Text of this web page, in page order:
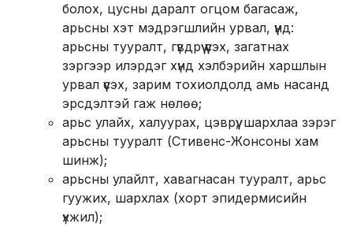
болох, цусны даралт огцом багасаж,
арьсны хэт мэдрэгшлийн урвал, үүнд:
арьсны тууралт, гүвдрүү үүсэх, загатнах
зэргээр илэрдэг хүнд хэлбэрийн харшлын
урвал үүсэх, зарим тохиолдолд амь насанд
эрсдэлтэй гаж нөлөө;
арьс улайх, халуурах, цэврүү, шархлаа зэрэг
арьсны тууралт (Стивенс-Жонсоны хам
шинж);
арьсны улайлт, хавагнасан тууралт, арьс
гуужих, шархлах (хорт эпидермисийн
үхжил);